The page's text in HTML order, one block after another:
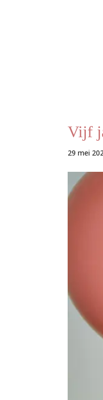
Vijf
29 mei